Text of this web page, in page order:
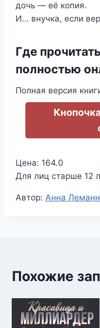
дочь — её копия.
И… внучка, если
Где
полностью
Полная версия
Цена: 164.0
Для лиц старше 12
Метки
Автор: Анна Леманн
Похожие